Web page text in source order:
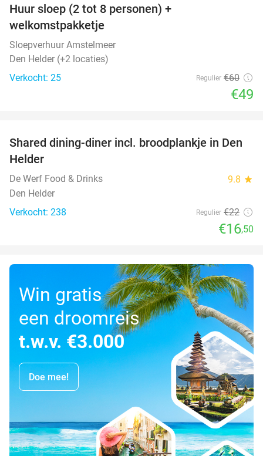
Huur sloep (2 tot 8 personen) +
welkomstpakketje
Sloepverhuur Amstelmeer
Den Helder (+2 locaties)
Verkocht: 25
Regulier €60
€49
25%
Shared dining-diner incl. broodplankje in Den
Helder
De Werf Food & Drinks 9.8 star
Den Helder
Verkocht: 238
Regulier €22
€16,50
Win gratis
een droomreis
t.w.v. €3.000
Doe mee!